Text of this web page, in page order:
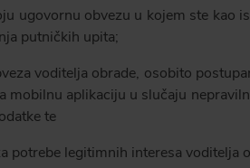
ugovornu obvezu u kojem ste kao
putničkih upita;
voditelja obrade, osobito
aplikaciju u slučaju
te
potrebe legitimnih interesa voditelja